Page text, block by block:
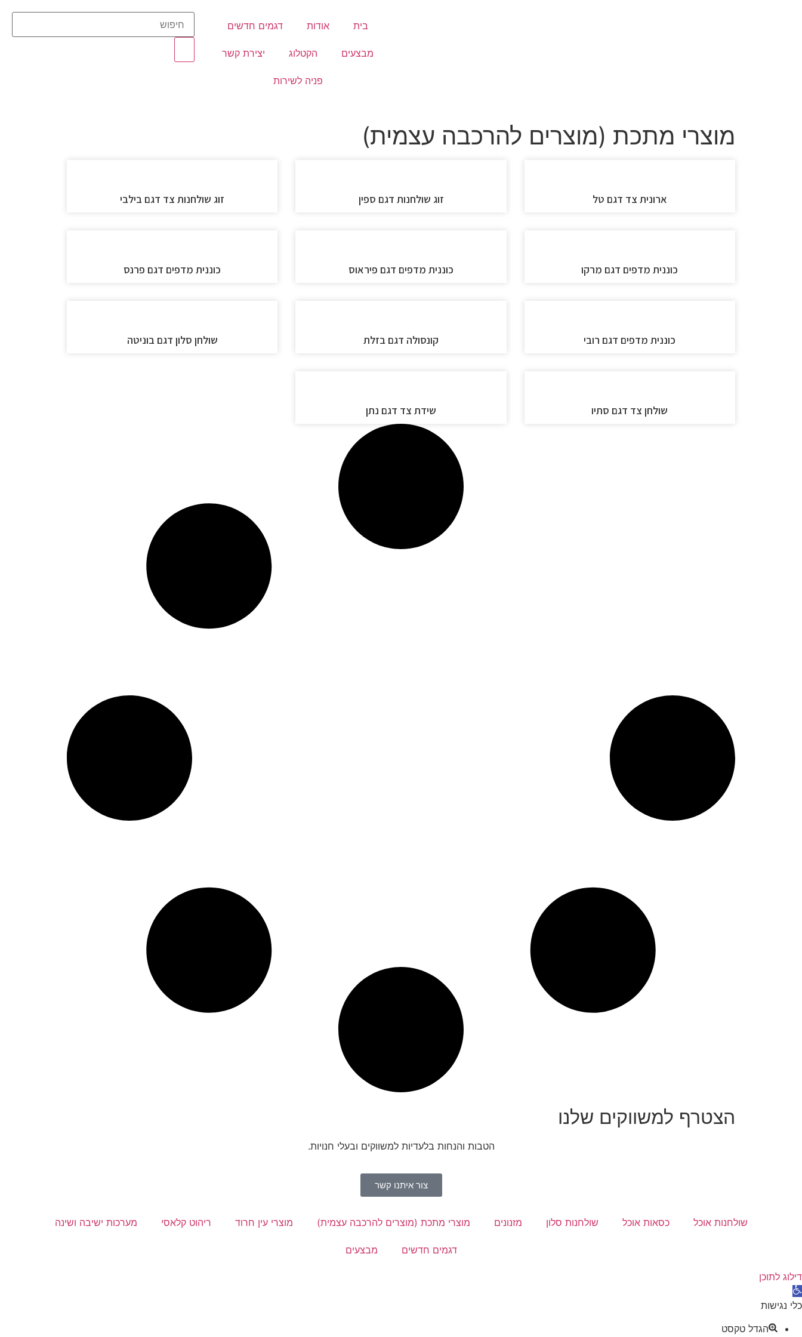
בית אודות דגמים חדשים
מבצעים הקטלוג יצירת קשר
פניה לשירות
מוצרי מתכת (מוצרים להרכבה עצמית)
ארונית צד דגם טל זוג שולחנות דגם ספין זוג שולחנות צד דגם בילבי
כוננית מדפים דגם מרקו כוננית מדפים דגם פיראוס כוננית מדפים דגם פרנס
כוננית מדפים דגם רובי קונסולה דגם בזלת שולחן סלון דגם בוניטה
שולחן צד דגם סתיו שידת צד דגם נתן
הצטרף למשווקים שלנו
הטבות והנחות בלעדיות למשווקים ובעלי חנויות.​
צור איתנו קשר
שולחנות אוכל כסאות אוכל שולחנות סלון מזנונים מוצרי מתכת (מוצרים להרכבה עצמית) מוצרי עין חרוד ריהוט קלאסי מערכות ישיבה ושינה
דגמים חדשים מבצעים
דילוג לתוכן
פתח
סרגל
כלי נגישות
הגדל טקסט